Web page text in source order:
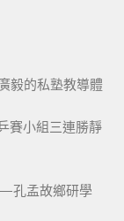
毅的私塾教導體
賽小組三連勝靜
孔孟故鄉研學